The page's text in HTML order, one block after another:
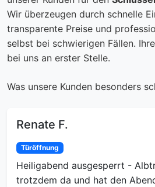
Wir überzeugen durch schnelle
transparente Preise und
selbst bei schwierigen Fällen.
bei uns an erster Stelle.
Was unsere Kunden besonders
Renate F.
Türöffnung
Heiligabend ausgesperrt -
trotzdem da und hat den